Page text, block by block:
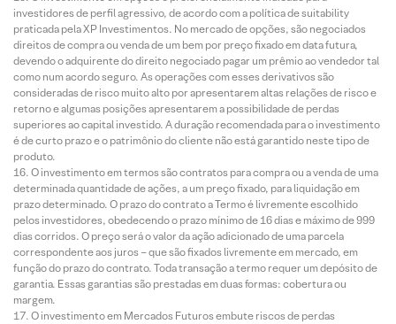
investidores de perfil agressivo, de acordo com a política de suitability
praticada pela XP Investimentos. No mercado de opções, são negociados
direitos de compra ou venda de um bem por preço fixado em data futura,
devendo o adquirente do direito negociado pagar um prêmio ao vendedor tal
como num acordo seguro. As operações com esses derivativos são
consideradas de risco muito alto por apresentarem altas relações de risco e
retorno e algumas posições apresentarem a possibilidade de perdas
superiores ao capital investido. A duração recomendada para o investimento
é de curto prazo e o patrimônio do cliente não está garantido neste tipo de
produto.
O investimento em termos são contratos para compra ou a venda de uma
determinada quantidade de ações, a um preço fixado, para liquidação em
prazo determinado. O prazo do contrato a Termo é livremente escolhido
pelos investidores, obedecendo o prazo mínimo de 16 dias e máximo de 999
dias corridos. O preço será o valor da ação adicionado de uma parcela
correspondente aos juros – que são fixados livremente em mercado, em
função do prazo do contrato. Toda transação a termo requer um depósito de
garantia. Essas garantias são prestadas em duas formas: cobertura ou
margem.
O investimento em Mercados Futuros embute riscos de perdas